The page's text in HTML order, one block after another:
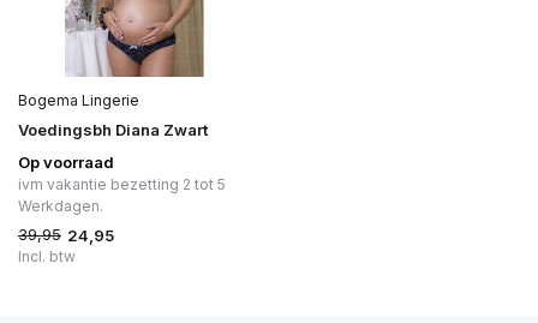
Bogema Lingerie
Voedingsbh Diana Zwart
Op voorraad
ivm vakantie bezetting 2 tot 5
Werkdagen.
39,95 24,95
Incl. btw